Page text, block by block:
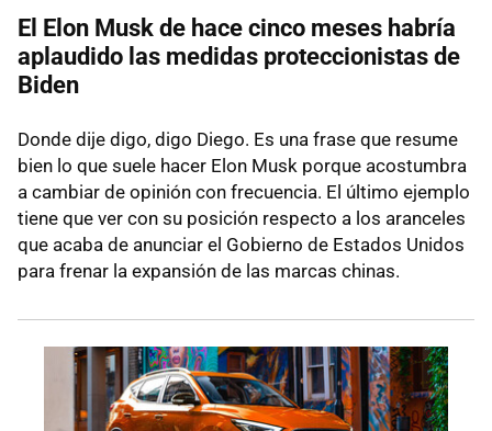
El Elon Musk de hace cinco meses habría
aplaudido las medidas proteccionistas de
Biden
Donde dije digo, digo Diego. Es una frase que resume
bien lo que suele hacer Elon Musk porque acostumbra
a cambiar de opinión con frecuencia. El último ejemplo
tiene que ver con su posición respecto a los aranceles
que acaba de anunciar el Gobierno de Estados Unidos
para frenar la expansión de las marcas chinas.